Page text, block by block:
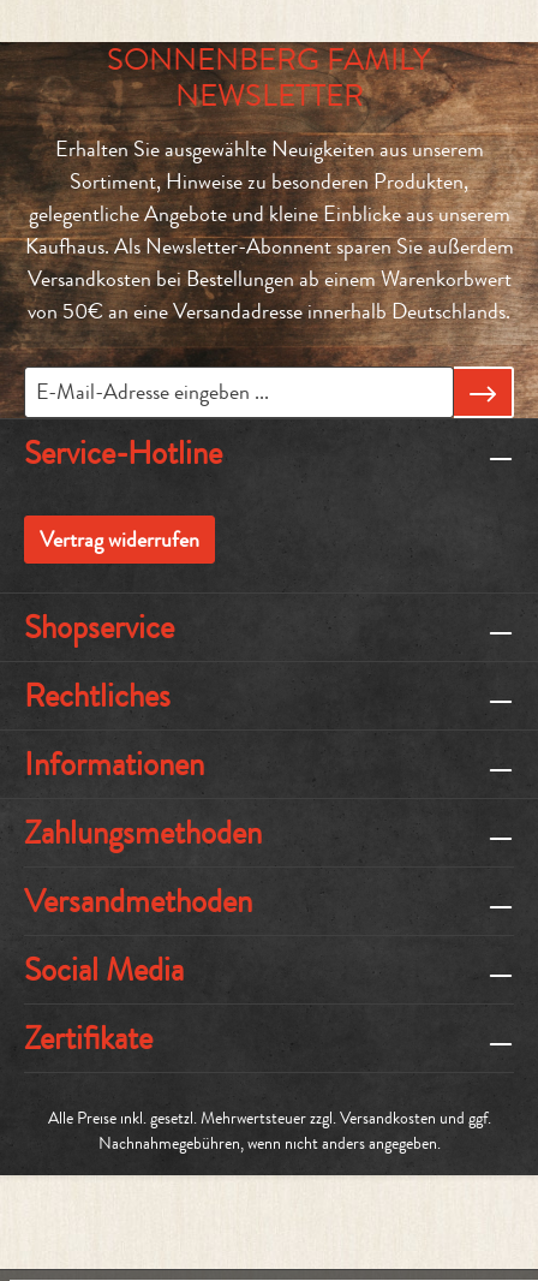
SONNENBERG FAMILY
NEWSLETTER
Erhalten Sie ausgewählte Neuigkeiten aus unserem
Sortiment, Hinweise zu besonderen Produkten,
gelegentliche Angebote und kleine Einblicke aus unserem
Kaufhaus. Als Newsletter-Abonnent sparen Sie außerdem
Versandkosten bei Bestellungen ab einem Warenkorbwert
von 50€ an eine Versandadresse innerhalb Deutschlands.
Service-Hotline
Vertrag widerrufen
Shopservice
Rechtliches
Informationen
Zahlungsmethoden
Versandmethoden
Social Media
Zertifikate
Alle Preise inkl. gesetzl. Mehrwertsteuer zzgl.Versandkosten und ggf.
Nachnahmegebühren, wenn nicht anders angegeben.